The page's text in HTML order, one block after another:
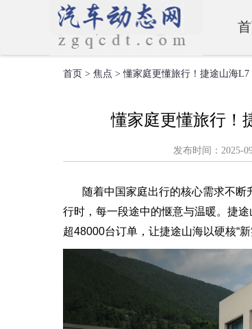
首页 > 焦点 > 懂家庭更懂旅行！捷途山海L7
懂家庭更懂旅行！
发布时间：
随着中国家庭出行的核心需求不断
行时，每一段途中的惬意与温暖。捷
超48000台订单，让捷途山海以硬核“新